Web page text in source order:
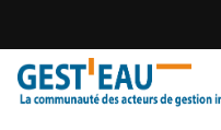
contenu
principal